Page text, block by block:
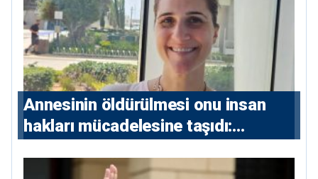
Annesinin öldürülmesi onu insan
hakları mücadelesine taşıdı:
hikayesi